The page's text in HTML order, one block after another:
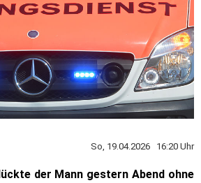
So, 19.04.2026 16:20 Uhr
der Mann gestern Abend ohne